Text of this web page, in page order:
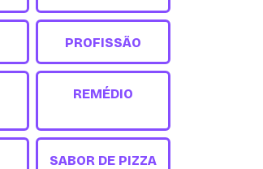
PROFISSÃO
REMÉDIO
SABOR DE PIZZA